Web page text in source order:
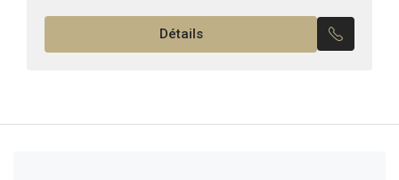
Superficie :280m² Il se compose de : – Salon...
Détails